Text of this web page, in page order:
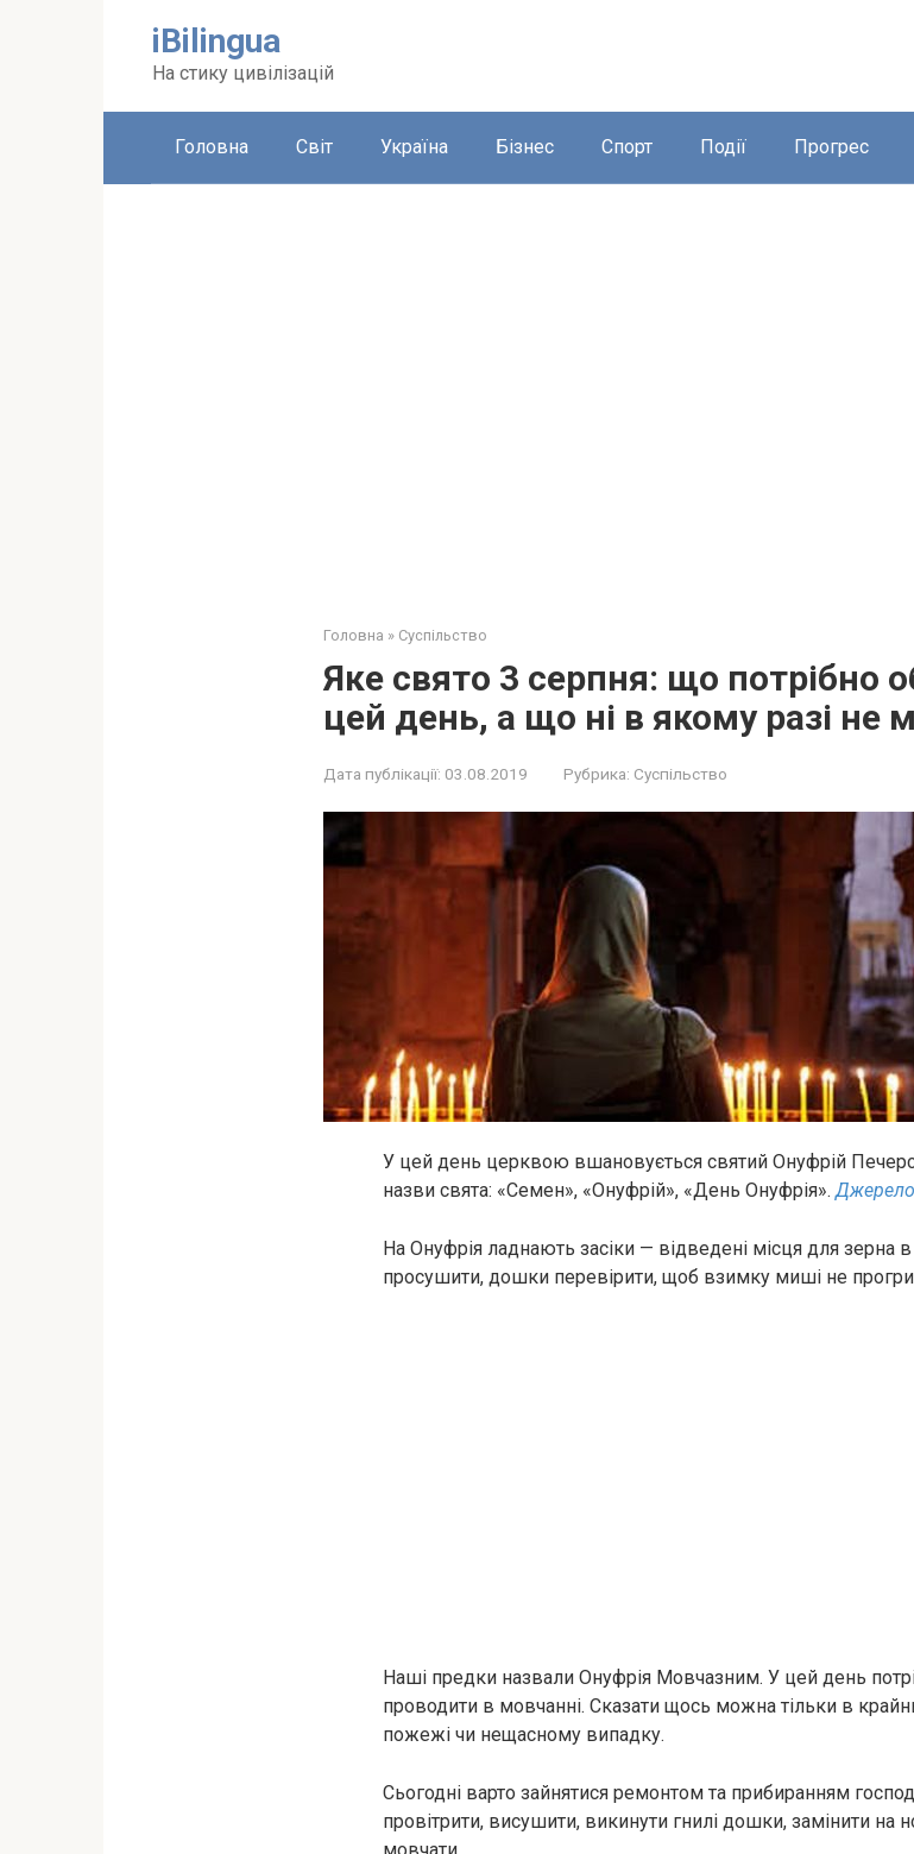
iBilingua
На стику цивілізацій
Головна Світ Україна Бізнес Спорт Події Прогрес
Головна » Суспільство
Яке свято 3 серпня: що потрібно
цей день, а що ні в якому разі не
Дата публікації: 03.08.2019 Рубрика: Суспільство
У цей день церквою вшановується святий Онуфрій
назви свята: «Семен», «Онуфрій», «День Онуфрія».Джерело
На Онуфрія ладнають засіки — відведені місця для зерна
просушити, дошки перевірити, щоб взимку миші не
Наші предки назвали Онуфрія Мовчазним. У цей день
проводити в мовчанні. Сказати щось можна тільки в
пожежі чи нещасному випадку.
Сьогодні варто зайнятися ремонтом та прибиранням
провітрити, висушити, викинути гнилі дошки, замінити на